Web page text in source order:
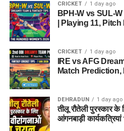
संभावनाएं देखी जा रही हैं। विभाग यह
और परिस्थितियां आलंबन गांव के
महिलाओं और बच्चों को
आलंबन गांव की यह योजना सिर्फ एक
कवायद नहीं है, बल्कि नारी निकेतन में
प्रति सोच में बदलाव की कोशिश भी है।
अगर यह योजना धरातल पर उतरती है
परिवार जैसा माहौल, बेहतर स्वतंत्रता
CRICKET 1 day ago
BPH-W vs SUL-
| Playing 11,
CRICKET 1 day ago
IRE vs AFG
Match
DEHRADUN 1 day ago
तीलू रौतेली पुरस्कार के
आंगनबाड़ी कार्यकत्रियां